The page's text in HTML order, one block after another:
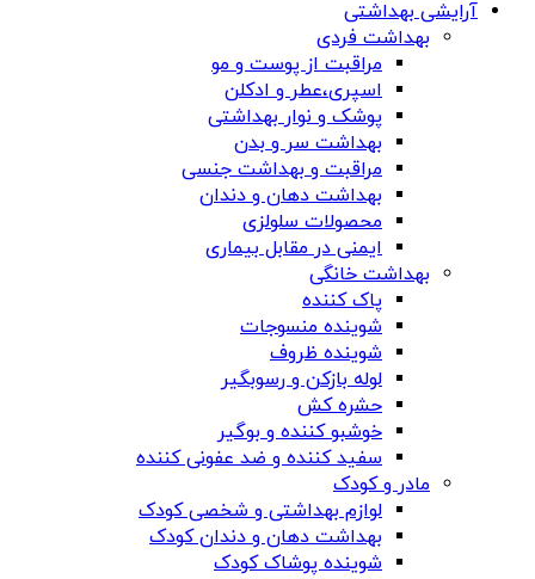
آرایشی بهداشتی
بهداشت فردی
مراقبت از پوست و مو
اسپری،عطر و ادکلن
پوشک و نوار بهداشتی
بهداشت سر و بدن
مراقبت و بهداشت جنسی
بهداشت دهان و دندان
محصولات سلولزی
ایمنی در مقابل بیماری
بهداشت خانگی
پاک کننده
شوینده منسوجات
شوینده ظروف
لوله بازکن و رسوبگیر
حشره کش
خوشبو کننده و بوگیر
سفید کننده و ضد عفونی کننده
مادر و کودک
لوازم بهداشتی و شخصی کودک
بهداشت دهان و دندان کودک
شوینده پوشاک کودک